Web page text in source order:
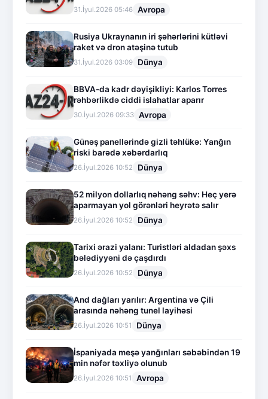
31.İyul.2026 05:46 Avropa
Rusiya Ukraynanın iri şəhərlərini kütləvi
raket və dron atəşinə tutub
31.İyul.2026 03:09 Dünya
BBVA-da kadr dəyişikliyi: Karlos Torres
rəhbərlikdə ciddi islahatlar aparır
30.İyul.2026 09:33 Avropa
Günəş panellərində gizli təhlükə: Yanğın
riski barədə xəbərdarlıq
26.İyul.2026 10:52 Dünya
52 milyon dollarlıq nəhəng səhv: Heç yerə
aparmayan yol görənləri heyrətə salır
26.İyul.2026 10:52 Dünya
Tarixi ərazi yalanı: Turistləri aldadan şəxs
bələdiyyəni də çaşdırdı
26.İyul.2026 10:52 Dünya
And dağları yarılır: Argentina və Çili
arasında nəhəng tunel layihəsi
26.İyul.2026 10:51 Dünya
İspaniyada meşə yanğınları səbəbindən 19
min nəfər təxliyə olunub
26.İyul.2026 10:51 Avropa